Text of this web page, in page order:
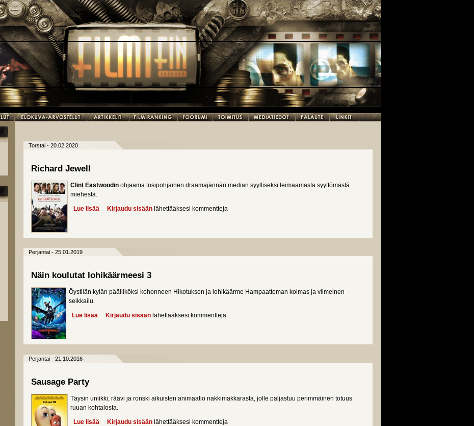
Torstai - 20.02.2020
Richard Jewell
Clint Eastwoodin ohjaama tosipohjainen draamajännäri median syylliseksi leimaamasta syyttömästä
miehestä.
Lue lisää about Richard Jewell
Kirjaudu sisään lähettääksesi kommentteja
Perjantai - 25.01.2019
Näin koulutat lohikäärmeesi 3
Öystilän kylän päälliköksi kohonneen Hikotuksen ja lohikäärme Hampaattoman kolmas ja viimeinen
seikkailu.
Lue lisää about Näin koulutat lohikäärmeesi 3
Kirjaudu sisään lähettääksesi kommentteja
Perjantai - 21.10.2016
Sausage Party
Täysin uniikki, räävi ja ronski aikuisten animaatio nakkimakkarasta, jolle paljastuu perimmäinen totuus
ruuan kohtalosta.
Lue lisää about Sausage Party
Kirjaudu sisään lähettääksesi kommentteja